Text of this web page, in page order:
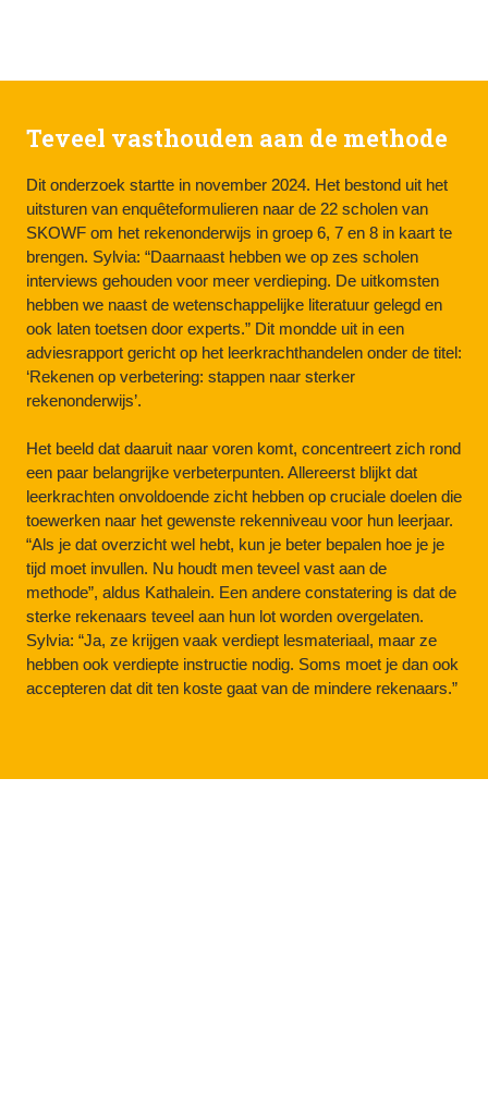
Teveel vasthouden aan de methode
Dit onderzoek startte in november 2024. Het bestond uit het
uitsturen van enquêteformulieren naar de 22 scholen van
SKOWF om het rekenonderwijs in groep 6, 7 en 8 in kaart te
brengen. Sylvia: “Daarnaast hebben we op zes scholen
interviews gehouden voor meer verdieping. De uitkomsten
hebben we naast de wetenschappelijke literatuur gelegd en
ook laten toetsen door experts.” Dit mondde uit in een
adviesrapport gericht op het leerkrachthandelen onder de titel:
‘Rekenen op verbetering: stappen naar sterker
rekenonderwijs’.
Het beeld dat daaruit naar voren komt, concentreert zich rond
een paar belangrijke verbeterpunten. Allereerst blijkt dat
leerkrachten onvoldoende zicht hebben op cruciale doelen die
toewerken naar het gewenste rekenniveau voor hun leerjaar.
“Als je dat overzicht wel hebt, kun je beter bepalen hoe je je
tijd moet invullen. Nu houdt men teveel vast aan de
methode”, aldus Kathalein. Een andere constatering is dat de
sterke rekenaars teveel aan hun lot worden overgelaten.
Sylvia: “Ja, ze krijgen vaak verdiept lesmateriaal, maar ze
hebben ook verdiepte instructie nodig. Soms moet je dan ook
accepteren dat dit ten koste gaat van de mindere rekenaars.”